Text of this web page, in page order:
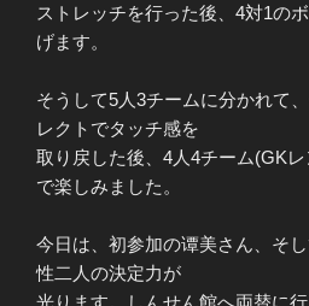
ストレッチを行った後、4対1の
げます。
そうして5人3チームに分かれて
レクトでタッチ感を
取り戻した後、4人4チーム(GK
で楽しみました。
今日は、初参加の谭美さん、そ
性二人の決定力が
光ります。しんせん館へ両替に